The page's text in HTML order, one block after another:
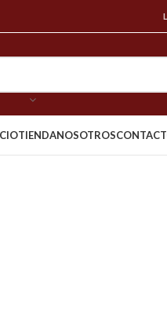
TIENDANOSOTROS